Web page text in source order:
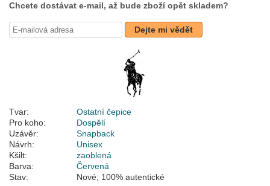
Chcete dostávat e-mail, až bude zboží opět skladem?
Dejte mi vědět
Tvar:
Ostatní čepice
Pro koho:
Dospělí
Uzávěr:
Snapback
Návrh:
Unisex
Kšilt:
zaoblená
Barva:
Červená
Stav:
Nové; 100% autentické